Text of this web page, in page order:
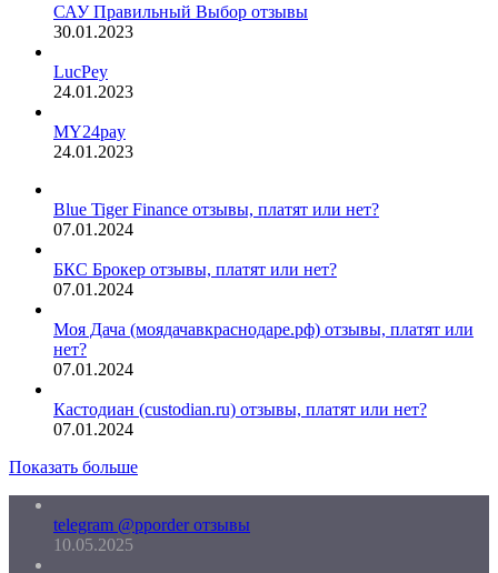
САУ Правильный Выбор отзывы
30.01.2023
LucPey
24.01.2023
MY24pay
24.01.2023
Blue Tiger Finance отзывы, платят или нет?
07.01.2024
БКС Брокер отзывы, платят или нет?
07.01.2024
Моя Дача (моядачавкраснодаре.рф) отзывы, платят или
нет?
07.01.2024
Кастодиан (custodian.ru) отзывы, платят или нет?
07.01.2024
Показать больше
telegram @pporder отзывы
10.05.2025